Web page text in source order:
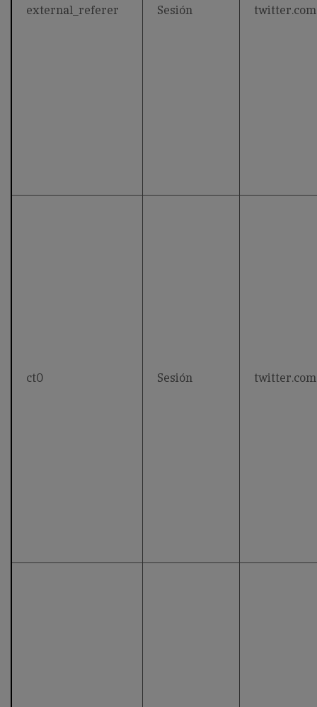
external_referer Sesión twitter.com
ct0 Sesión twitter.com